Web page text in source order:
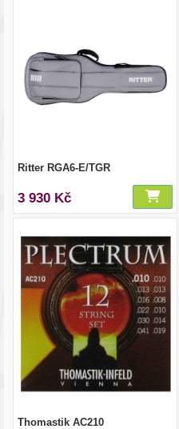
Ritter RGA6-E/TGR
3 930 Kč
Thomastik AC210